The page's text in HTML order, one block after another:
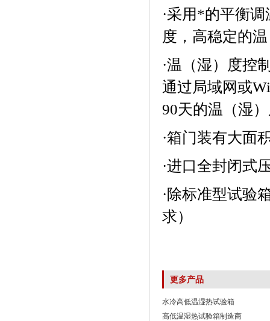
·采用*的平衡调
度，高稳定的
·温（湿）度控制
通过局域网或
90天的温（湿）
·箱门装有大面积
·进口全封闭式压
· 除标准型试验
求）
更多产品
水冷高低温湿热试验箱
高低温湿热试验箱制造商